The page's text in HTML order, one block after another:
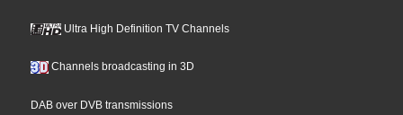
Ultra High Definition TV Channels
Channels broadcasting in 3D
DAB over DVB transmissions